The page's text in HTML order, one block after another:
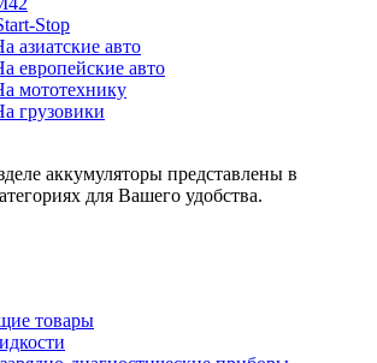
Stop
азиатские авто
европейские авто
мототехнику
грузовики
аккумуляторы представлены в
для Вашего удобства.
товары